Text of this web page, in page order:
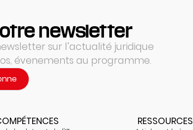
newsletter
sur l’actualité juridique
évenements au programme.
RESSOURCES